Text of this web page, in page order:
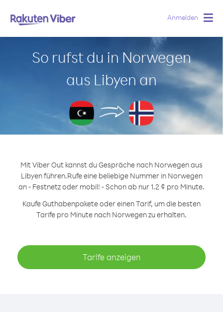
Anmelden
So rufst du in Norwegen
aus Libyen an
Mit Viber Out kannst du Gespräche nach Norwegen aus
Libyen führen.Rufe eine beliebige Nummer in Norwegen
an - Festnetz oder mobil! - Schon ab nur 1.2 ¢ pro Minute.
Kaufe Guthabenpakete oder einen Tarif, um die besten
Tarife pro Minute nach Norwegen zu erhalten.
Tarife anzeigen